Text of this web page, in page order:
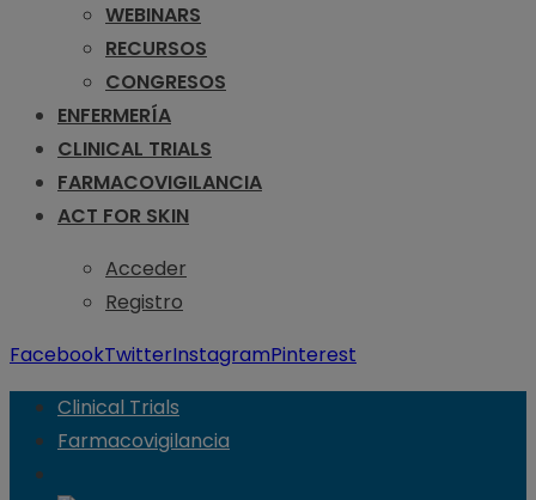
WEBINARS
RECURSOS
CONGRESOS
ENFERMERÍA
CLINICAL TRIALS
FARMACOVIGILANCIA
ACT FOR SKIN
Acceder
Registro
FacebookTwitterInstagramPinterest
Clinical Trials
Farmacovigilancia